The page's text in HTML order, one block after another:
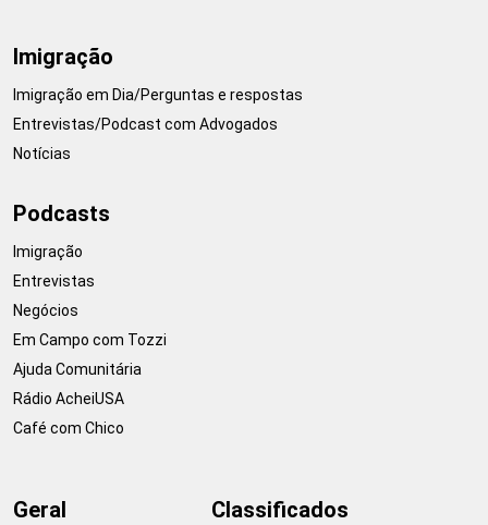
Imigração
Imigração em Dia/Perguntas e respostas
Entrevistas/Podcast com Advogados
Notícias
Podcasts
Imigração
Entrevistas
Negócios
Em Campo com Tozzi
Ajuda Comunitária
Rádio AcheiUSA
Café com Chico
Geral Classificados